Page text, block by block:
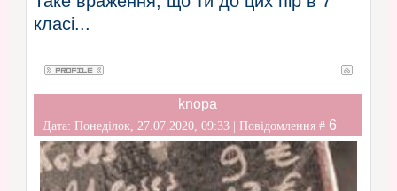
класі...
knopa
Дата: Понеділок, 27.07.2020, 09:33 | Повідомлення # 6